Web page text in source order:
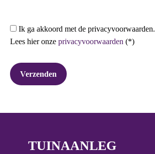
Ik ga akkoord met de privacyvoorwaarden.
Lees hier onze privacyvoorwaarden (*)
TUINAANLEG